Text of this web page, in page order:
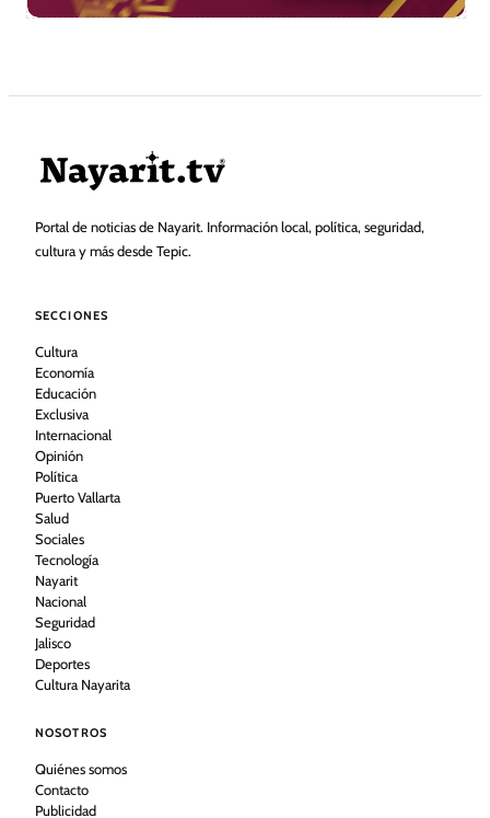
Portal de noticias de Nayarit. Información local, política, seguridad,
cultura y más desde Tepic.
SECCIONES
Cultura
Economía
Educación
Exclusiva
Internacional
Opinión
Política
Puerto Vallarta
Salud
Sociales
Tecnología
Nayarit
Nacional
Seguridad
Jalisco
Deportes
Cultura Nayarita
NOSOTROS
Quiénes somos
Contacto
Publicidad